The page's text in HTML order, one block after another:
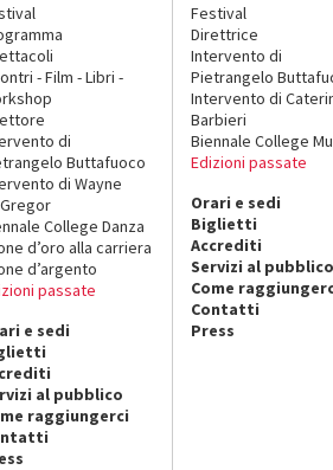
- Film - Libri -
di
Buttafuoco
di Wayne
College Danza
d’oro alla carriera
d’argento
passate
e sedi
al pubblico
raggiungerci
Festival
Direttrice
Intervento di
Pietrangelo
Intervento di
Barbieri
Biennale College
Edizioni passate
Orari e sedi
Biglietti
Accrediti
Servizi al pubblico
Come
Contatti
Press